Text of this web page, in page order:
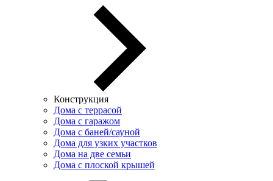
Конструкция
Дома с террасой
Дома с гаражом
Дома с баней/сауной
Дома для узких участков
Дома на две семьи
Дома с плоской крышей